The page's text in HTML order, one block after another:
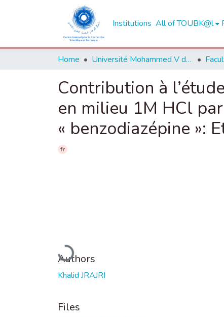
Institutions All of TOUBK@l
Home Université Mohammed V de Rabat
Contribution à
en milieu 1M HCl
« benzodiazépine »:
fr
Loading...
Authors
Khalid JRAJRI
Files